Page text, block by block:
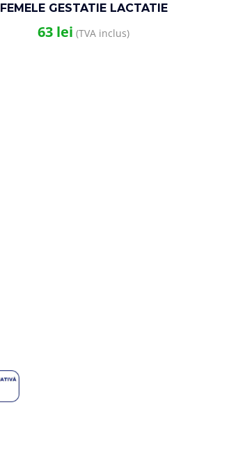
FEMELE GESTATIE LACTATIE
60TAB/CUT COMPLEX
MULTIVITAMINE SI MINERALE
63 lei (TVA inclus)